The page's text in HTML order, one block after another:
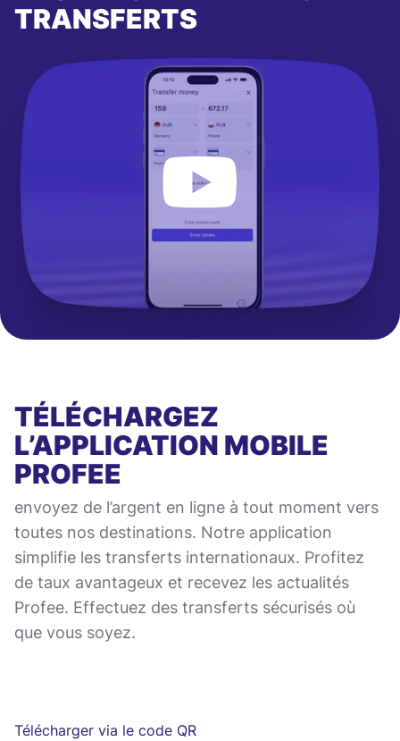
TRANSFERTS
TÉLÉCHARGEZ
L’APPLICATION MOBILE
PROFEE
envoyez de l’argent en ligne à tout moment vers
toutes nos destinations. Notre application
simplifie les transferts internationaux. Profitez
de taux avantageux et recevez les actualités
Profee. Effectuez des transferts sécurisés où
que vous soyez.
Télécharger via le code QR